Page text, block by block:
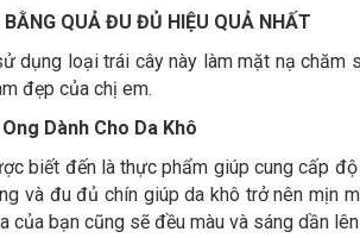
QUẢ ĐU ĐỦ HIỆU QUẢ NHẤT
dụng loại trái cây này làm mặt nạ chăm
đẹp của chị em.
Dành Cho Da Khô
biết đến là thực phẩm giúp cung cấp
và đu đủ chín giúp da khô trở nên mịn
của bạn cũng sẽ đều màu và sáng dần